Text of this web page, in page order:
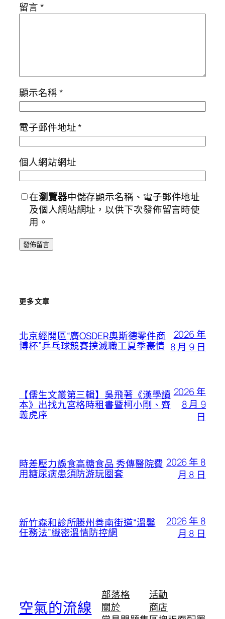
留言*
顯示名稱*
電子郵件地址*
個人網站網址
在瀏覽器中儲存顯示名稱、電子郵件地址
及個人網站網址，以供下次發佈留言時使
用。
更多文章
北京經開區“廣OSDER奧斯德零件商
博杯”乒乓球競賽撲滅職工夏季豪情
2026 年
8 月 9 日
【儒生文叢第三輯】吳飛著《漢學讀
本》出找九宮格時租書暨柯小剛、齊
義虎序
2026 年
8 月 9
日
時差壓力誤食高糖食品 秀傳醫院費
用糖尿病患須防游玩圈套
2026 年 8
月 8 日
新竹森和診所滕州善南街道“溫馨
任務法”織密溫情防控網
2026 年 8
月 8 日
空氣的流線
部落格
關於
活動
商店